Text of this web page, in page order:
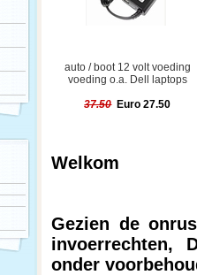
auto / boot 12 volt voeding
voeding o.a. Dell laptops
37.50 Euro 27.50
Welkom
Gezien de
invoerrechten,
onder